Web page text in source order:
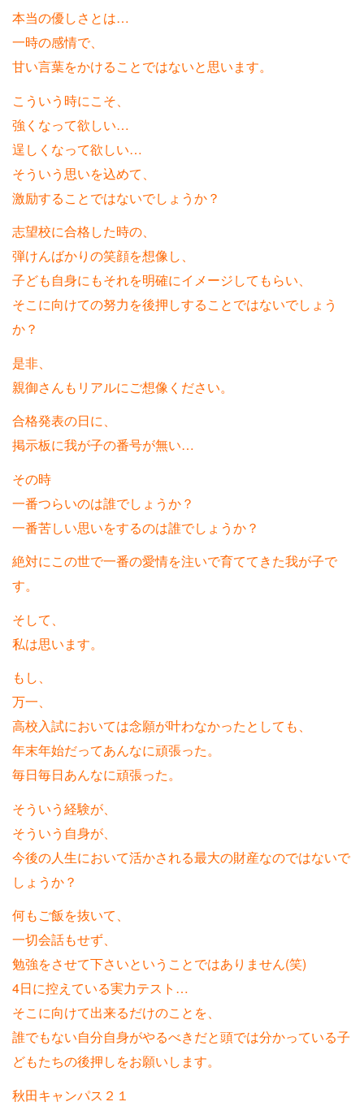
本当の優しさとは…
一時の感情で、
甘い言葉をかけることではないと思います。
こういう時にこそ、
強くなって欲しい…
逞しくなって欲しい…
そういう思いを込めて、
激励することではないでしょうか？
志望校に合格した時の、
弾けんばかりの笑顔を想像し、
子ども自身にもそれを明確にイメージしてもらい、
そこに向けての努力を後押しすることではないでしょう
か？
是非、
親御さんもリアルにご想像ください。
合格発表の日に、
掲示板に我が子の番号が無い…
その時
一番つらいのは誰でしょうか？
一番苦しい思いをするのは誰でしょうか？
絶対にこの世で一番の愛情を注いで育ててきた我が子で
す。
そして、
私は思います。
もし、
万一、
高校入試においては念願が叶わなかったとしても、
年末年始だってあんなに頑張った。
毎日毎日あんなに頑張った。
そういう経験が、
そういう自身が、
今後の人生において活かされる最大の財産なのではないで
しょうか？
何もご飯を抜いて、
一切会話もせず、
勉強をさせて下さいということではありません(笑)
4日に控えている実力テスト…
そこに向けて出来るだけのことを、
誰でもない自分自身がやるべきだと頭では分かっている子
どもたちの後押しをお願いします。
秋田キャンパス２１